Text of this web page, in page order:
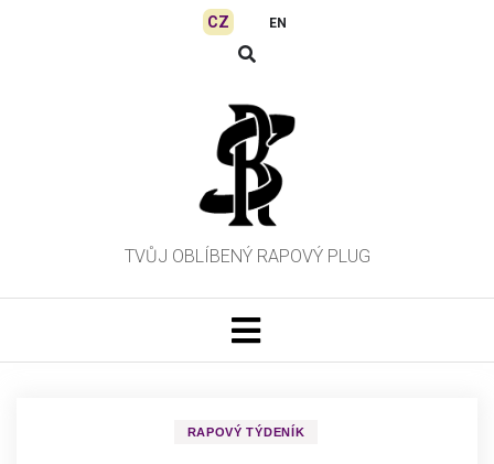
CZ EN
TVŮJ OBLÍBENÝ RAPOVÝ PLUG
RAPOVÝ TÝDENÍK